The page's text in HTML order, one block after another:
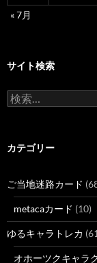
« 7月
サイト検索
検
索:
カテゴリー
ご当地迷路カード
metacaカード (10)
ゆるキャラトレカ
オホーツクキャラ